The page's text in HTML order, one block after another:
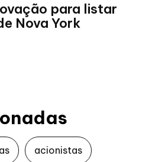
para listar
Nova York
acionistas